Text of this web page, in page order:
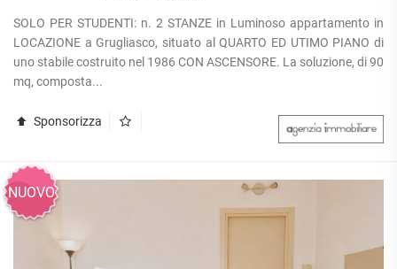
SOLO PER STUDENTI: n. 2 STANZE in Luminoso appartamento in
LOCAZIONE a Grugliasco, situato al QUARTO ED UTIMO PIANO di
uno stabile costruito nel 1986 CON ASCENSORE. La soluzione, di 90
mq, composta...
Sponsorizza
NUOVO